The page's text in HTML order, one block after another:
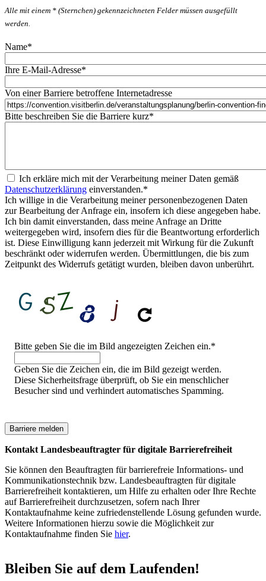
Alle mit einem * (Sternchen) gekennzeichneten Felder müssen ausgefüllt
werden.
Name*
Ihre E-Mail-Adresse*
Von einer Barriere betroffene Internetadresse
Bitte beschreiben Sie die Barriere kurz*
Ich erkläre mich mit der Verarbeitung meiner Daten gemäß
Datenschutzerklärung einverstanden.*
Ich willige in die Verarbeitung meiner personenbezogenen Daten
zur Bearbeitung der Anfrage ein, insofern ich diese angegeben habe.
Ich bin damit einverstanden, dass meine Anfrage an Dritte
weitergegeben wird, insofern dies für die Beantwortung erforderlich
ist. Diese Einwilligung kann jederzeit mit Wirkung für die Zukunft
beschränkt oder widerrufen werden. Übermittlungen, die bis zum
Zeitpunkt des Widerrufs getätigt wurden, bleiben davon unberührt.
Sicherheitsfrage
Bitte geben Sie die im Bild angezeigten Zeichen ein.*
Geben Sie die Zeichen ein, die im Bild gezeigt werden.
Diese Sicherheitsfrage überprüft, ob Sie ein menschlicher
Besucher sind und verhindert automatisches Spamming.
Kontakt Landesbeauftragter für digitale Barrierefreiheit
Sie können den Beauftragten für barrierefreie Informations- und
Kommunikationstechnik bzw. Landesbeauftragten für digitale
Barrierefreiheit kontaktieren, um Hilfe zu erhalten oder Ihre Rechte
auf Barrierefreiheit durchzusetzen, sofern nach Ihrer
Kontaktaufnahme keine zufriedenstellende Lösung gefunden wurde.
Weitere Informationen hierzu sowie die Möglichkeit zur
Kontaktaufnahme finden Sie hier.
Bleiben Sie auf dem Laufenden!